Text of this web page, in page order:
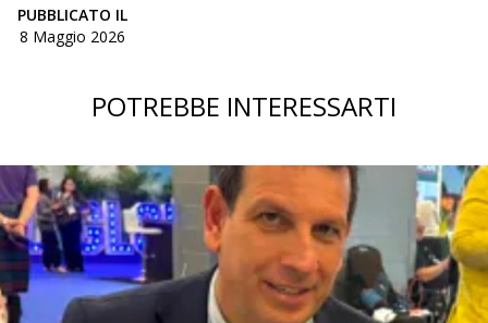
PUBBLICATO IL
8 Maggio 2026
POTREBBE INTERESSARTI